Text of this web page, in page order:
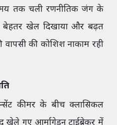
तक चली रणनीतिक जंग के
बेहतर खेल दिखाया और बढ़त
वापसी की कोशिश नाकाम रही
कीमर के बीच क्लासिकल